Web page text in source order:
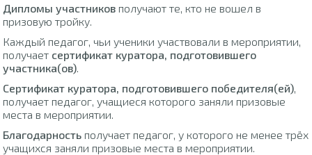
Дипломы участников получают те, кто не вошел в
призовую тройку.
Каждый педагог, чьи ученики участвовали в мероприятии,
получает сертификат куратора, подготовившего
участника(ов).
Сертификат куратора, подготовившего победителя(ей),
получает педагог, учащиеся которого заняли призовые
места в мероприятии.
Благодарность получает педагог, у которого не менее трёх
учащихся заняли призовые места в мероприятии.